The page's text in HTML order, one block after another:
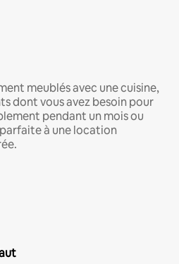
meublés avec une cuisine,
dont vous avez besoin pour
pendant un mois ou
à une location